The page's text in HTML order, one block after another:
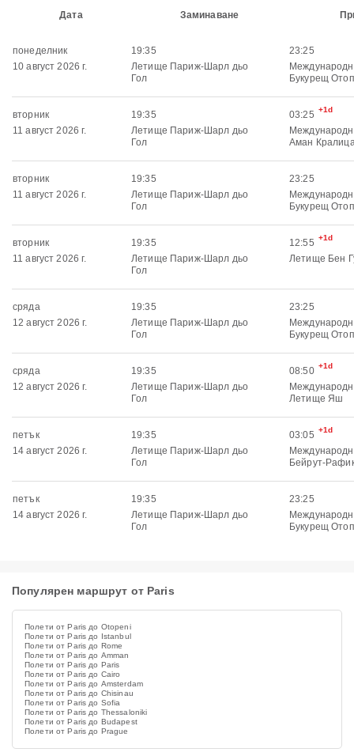
Дата Заминаване
понеделник
10 август 2026 г.
19:35
Летище Париж-Шарл дьо
Гол
23:25
Букурещ
вторник
11 август 2026 г.
19:35
Летище Париж-Шарл дьо
Гол
03:25 +1d
Аман
вторник
11 август 2026 г.
19:35
Летище Париж-Шарл дьо
Гол
23:25
Букурещ
вторник
11 август 2026 г.
19:35
Летище Париж-Шарл дьо
Гол
12:55 +1d
Летище Бен
сряда
12 август 2026 г.
19:35
Летище Париж-Шарл дьо
Гол
23:25
Букурещ
сряда
12 август 2026 г.
19:35
Летище Париж-Шарл дьо
Гол
08:50 +1d
Летище Яш
петък
14 август 2026 г.
19:35
Летище Париж-Шарл дьо
Гол
03:05 +1d
Бейрут-
петък
14 август 2026 г.
19:35
Летище Париж-Шарл дьо
Гол
23:25
Букурещ
Популярен маршрут от Paris
Полети от Paris до Otopeni
Полети от Paris до Istanbul
Полети от Paris до Rome
Полети от Paris до Amman
Полети от Paris до Paris
Полети от Paris до Cairo
Полети от Paris до Amsterdam
Полети от Paris до Chisinau
Полети от Paris до Sofia
Полети от Paris до Thessaloniki
Полети от Paris до Budapest
Полети от Paris до Prague